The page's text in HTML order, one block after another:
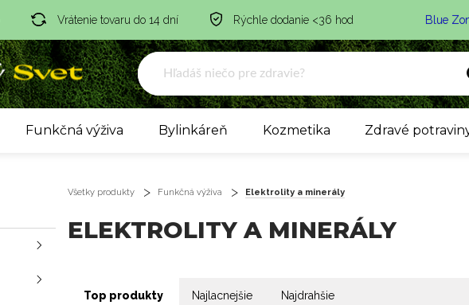
Vrátenie tovaru do 14 dní Rýchle dodanie <36 hod Blue
Funkčná výživa Bylinkáreň Kozmetika Zdravé
Všetky produkty Funkčná výživa Elektrolity a minerály
ELEKTROLITY A MINERÁLY
Top produkty Najlacnejšie Najdrahšie